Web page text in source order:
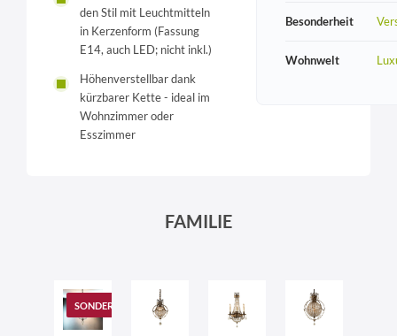
den Stil mit Leuchtmitteln
in Kerzenform (Fassung
E14, auch LED; nicht inkl.)
Höhenverstellbar dank
kürzbarer Kette - ideal im
Wohnzimmer oder
Esszimmer
Besonderheit
Wohnwelt
FAMILIE
SONDERANGEBOT